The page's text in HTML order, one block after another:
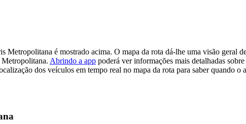
é mostrado acima. O mapa da rota dá-lhe uma visão geral
Metropolitana. Abrindo a app poderá ver informações mais detalhadas
dos veículos em tempo real no mapa da rota para saber quando o